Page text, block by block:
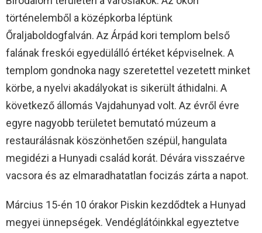
történelemből a középkorba léptünk
Őraljaboldogfalván. Az Árpád kori templom belső
falának freskói egyedülálló értéket képviselnek. A
templom gondnoka nagy szeretettel vezetett minket
körbe, a nyelvi akadályokat is sikerült áthidalni. A
következő állomás Vajdahunyad volt. Az évről évre
egyre nagyobb területet bemutató múzeum a
restaurálásnak köszönhetően szépül, hangulata
megidézi a Hunyadi család korát. Dévára visszaérve
vacsora és az elmaradhatatlan focizás zárta a napot.
Március 15-én 10 órakor Piskin kezdődtek a Hunyad
megyei ünnepségek. Vendéglátóinkkal egyeztetve